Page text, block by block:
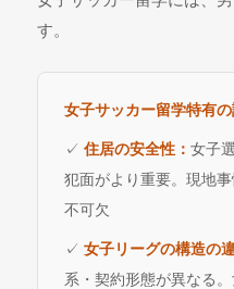
す。
女子サッカー留学特有
✓住居の安全性：女子
犯面がより重要。現地
不可欠
✓女子リーグの構造の
系・契約形態が異なる